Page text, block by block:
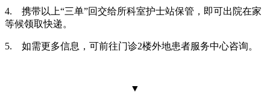
4.
携带以上“三单”回交给所科室护士站保管，即可出院在家
等候领取快递。
5. 如需更多信息，可前往门诊2楼外地患者服务中心咨询。
▼